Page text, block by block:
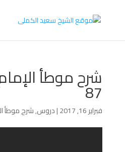
شرح موطأ
87
فبراير 16, 2017 |دروس,شرح موطأ